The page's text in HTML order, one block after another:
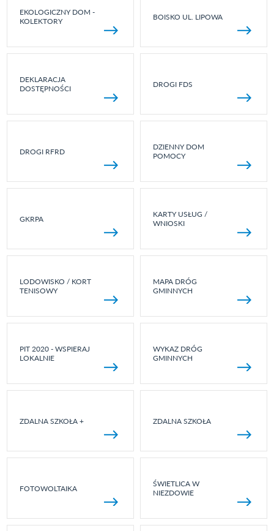
EKOLOGICZNY DOM -
KOLEKTORY
BOISKO UL. LIPOWA
DEKLARACJA
DOSTĘPNOŚCI
DROGI FDS
DROGI RFRD
DZIENNY DOM
POMOCY
GKRPA
KARTY USŁUG /
WNIOSKI
LODOWISKO / KORT
TENISOWY
MAPA DRÓG
GMINNYCH
PIT 2020 - WSPIERAJ
LOKALNIE
WYKAZ DRÓG
GMINNYCH
ZDALNA SZKOŁA + ZDALNA SZKOŁA
FOTOWOLTAIKA
ŚWIETLICA W
NIEZDOWIE